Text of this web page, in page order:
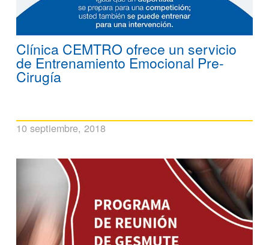
Clínica CEMTRO ofrece un servicio
de Entrenamiento Emocional Pre-
Cirugía
10 septiembre, 2018